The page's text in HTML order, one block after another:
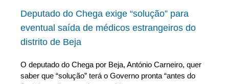
Deputado do Chega exige “solução” para
eventual saída de médicos estrangeiros do
distrito de Beja
O deputado do Chega por Beja, António Carneiro, quer
saber que “solução” terá o Governo pronta “antes do